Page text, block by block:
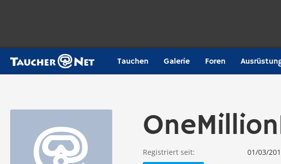
Tauchen Galerie Foren
Registriert seit
01/03/